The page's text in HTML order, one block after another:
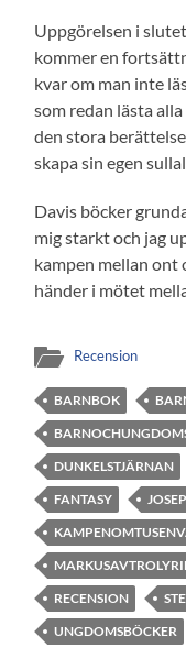
Uppgörelsen i
kommer en
kvar om man inte
som redan lästa
den stora
skapa sin egen
Davis böcker
mig starkt och jag
kampen mellan ont
händer i mötet
Recension
BARNBOK
DUNKELSTJÄRNAN
FANTASY
RECENSION
UNGDOMSBÖCKER